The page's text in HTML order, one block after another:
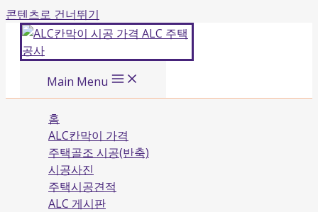
콘텐츠로 건너뛰기
Main Menu
홈
ALC칸막이 가격
주택골조 시공(반축)
시공사진
주택시공견적
ALC 게시판